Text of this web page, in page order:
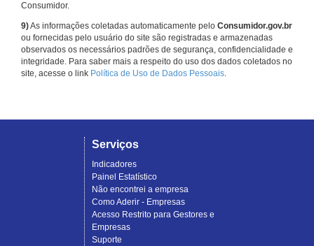
Consumidor.
9)As informações coletadas automaticamente pelo Consumidor.gov.br
ou fornecidas pelo usuário do site são registradas e armazenadas
observados os necessários padrões de segurança, confidencialidade e
integridade. Para saber mais a respeito do uso dos dados coletados no
site, acesse o link Política de Uso de Dados Pessoais.
Serviços
Indicadores
Painel Estatístico
Não encontrei a empresa
Como Aderir - Empresas
Acesso Restrito para Gestores e
Empresas
Suporte